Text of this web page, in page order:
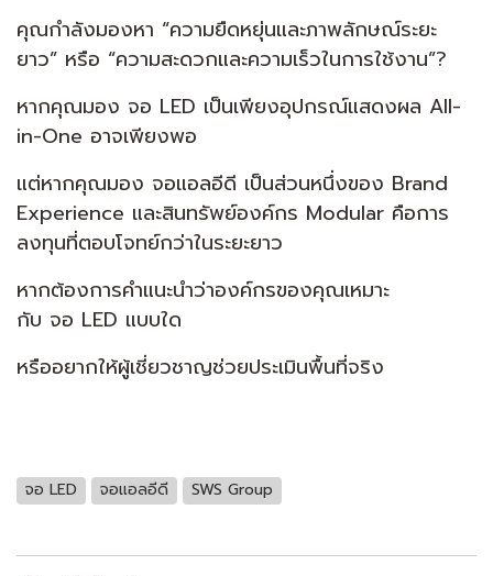
คุณกำลังมองหา “ความยืดหยุ่นและภาพลักษณ์ระยะ
ยาว” หรือ “ความสะดวกและความเร็วในการใช้งาน”?
หากคุณมอง จอ LED เป็นเพียงอุปกรณ์แสดงผล All-
in-One อาจเพียงพอ
แต่หากคุณมอง จอแอลอีดี เป็นส่วนหนึ่งของ Brand
Experience และสินทรัพย์องค์กร Modular คือการ
ลงทุนที่ตอบโจทย์กว่าในระยะยาว
หากต้องการคำแนะนำว่าองค์กรของคุณเหมาะ
กับ จอ LED แบบใด
หรืออยากให้ผู้เชี่ยวชาญช่วยประเมินพื้นที่จริง
จอ LED จอแอลอีดี SWS Group